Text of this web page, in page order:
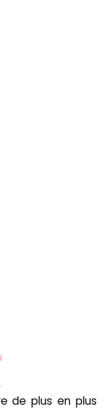
de plus en plus